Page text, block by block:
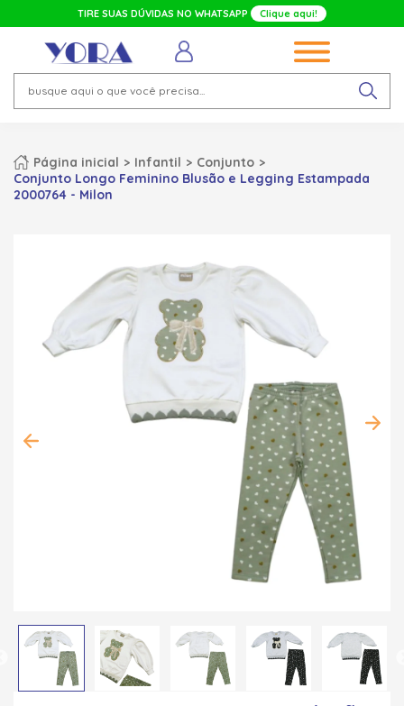
TIRE SUAS DÚVIDAS NO WHATSAPP Clique aqui!
Página inicial Infantil
Conjunto
Conjunto Longo Feminino Blusão e Legging Estampada
2000764 - Milon